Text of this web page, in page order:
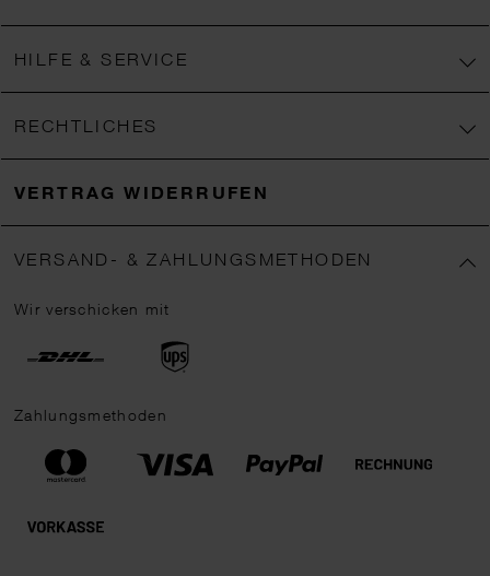
HILFE & SERVICE
RECHTLICHES
VERTRAG WIDERRUFEN
VERSAND- & ZAHLUNGSMETHODEN
Wir verschicken mit
Zahlungsmethoden